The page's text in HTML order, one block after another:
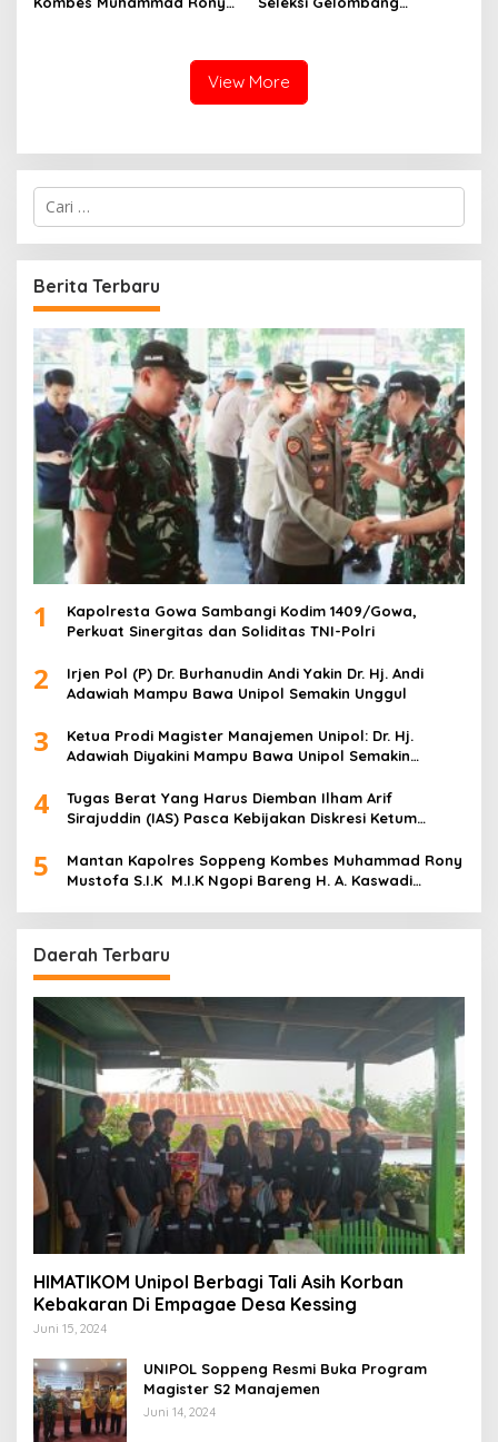
View More
C
i
u
n
t
u
k
:
Berita Terbaru
1
Kapolresta Gowa Sambangi Kodim 1409/Gowa,
Perkuat Sinergitas dan Soliditas TNI-Polri
2
Irjen Pol (P) Dr. Burhanudin Andi Yakin Dr. Hj. Andi
Adawiah Mampu Bawa Unipol Semakin Unggul
3
Ketua Prodi Magister Manajemen Unipol: Dr. Hj.
Adawiah Diyakini Mampu Bawa Unipol Semakin
4
Tugas Berat Yang Harus Diemban Ilham Arif
Sirajuddin (IAS) Pasca Kebijakan Diskresi Ketum
5
Mantan Kapolres Soppeng Kombes Muhammad Rony
Mustofa S.I.K M.I.K Ngopi Bareng H. A. Kaswadi
Daerah Terbaru
HIMATIKOM Unipol Berbagi Tali Asih Korban
Kebakaran Di Empagae Desa Kessing
Juni 15, 2024
UNIPOL Soppeng Resmi Buka Program
Magister S2 Manajemen
Juni 14, 2024